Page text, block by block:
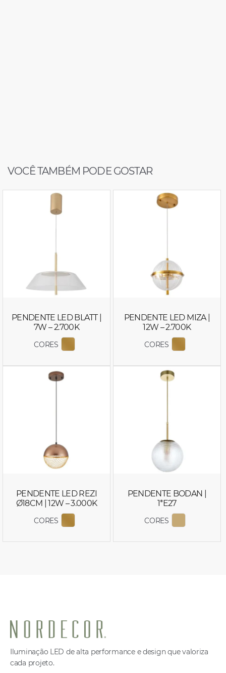
VOCÊ TAMBÉM PODE GOSTAR
PENDENTE LED BLATT |
7W – 2.700K
CORES EXIBIR COR 2965
PENDENTE LED MIZA |
12W – 2.700K
CORES EXIBIR
PENDENTE LED REZI
Ø18CM | 12W – 3.000K
CORES EXIBIR COR 2932
PENDENTE BODAN |
1*E27
CORES EXIBIR
Iluminação LED de alta performance e design que valoriza
cada projeto.